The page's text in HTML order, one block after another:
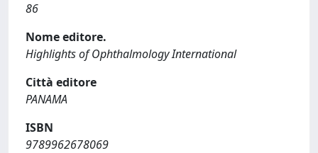
86
Nome editore.
Highlights of Ophthalmology International
Città editore
PANAMA
ISBN
9789962678069